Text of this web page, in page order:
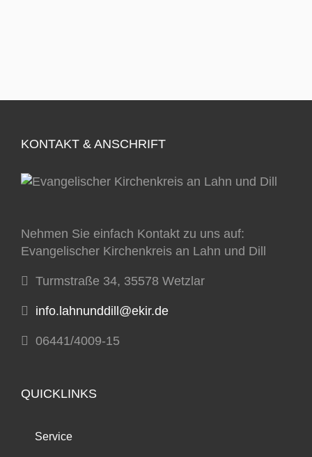
KONTAKT & ANSCHRIFT
Nehmen Sie einfach Kontakt zu uns auf:
Evangelischer Kirchenkreis an Lahn und Dill
Turmstraße 34, 35578 Wetzlar
info.lahnunddill@ekir.de
06441/4009-15
QUICKLINKS
Service